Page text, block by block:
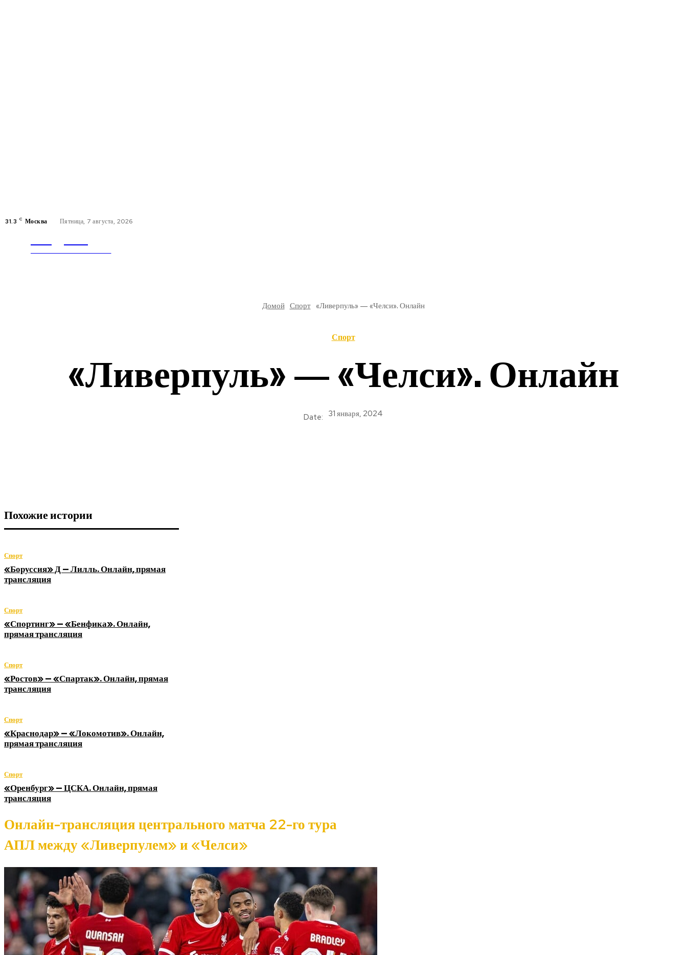
31.3 C Москва Пятница, 7 августа, 2026
Домой Спорт «Ливерпуль» — «Челси». Онлайн
Спорт
«Ливерпуль» — «Челси». Онлайн
Date: 31 января, 2024
Похожие истории
Спорт
«Боруссия» Д — Лилль. Онлайн, прямая
трансляция
Спорт
«Спортинг» — «Бенфика». Онлайн,
прямая трансляция
Спорт
«Ростов» — «Спартак». Онлайн, прямая
трансляция
Спорт
«Краснодар» — «Локомотив». Онлайн,
прямая трансляция
Спорт
«Оренбург» — ЦСКА. Онлайн, прямая
трансляция
Онлайн-трансляция центрального матча 22-го тура
АПЛ между «Ливерпулем» и «Челси»